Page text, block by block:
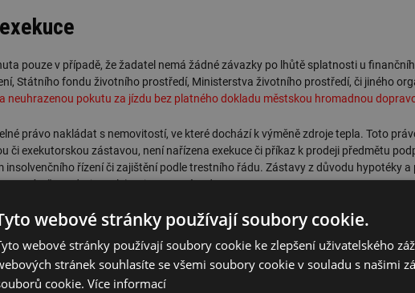
pouze v případě, že žadatel nemá žádné závazky po lhůtě splatnosti u
Státního fondu životního prostředí, Ministerstva životního prostředí, či jiného
neuhrazenou pokutu za jízdu bez platného dokladu městskou hromadnou
právo nakládat s nemovitostí, ve které dochází k výměně zdroje tepla. Toto
či exekutorskou zástavou, není nařízena exekuce či příkaz k prodeji předmětu
insolvenčního řízení či zajištění podle trestního řádu. Zástavy z důvodu hypotéky a
výměnu zdroje tepla) nejsou na závadu.
ve zkratce informovat o těch nejdůležitějších parametrech, které je zapotřebí
Závazných pokynech pro žadatele a příjemce podpory
webové stránky používají soubory cookie.
webové stránky používají soubory cookie ke zlepšení uživatelského
stránek souhlasíte se všemi soubory cookie v souladu s našimi
cookie. Více informací